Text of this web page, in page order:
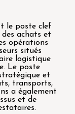
le poste clef
des achats et
opérations
situés
logistique
Le poste
et
transports,
a également
et de